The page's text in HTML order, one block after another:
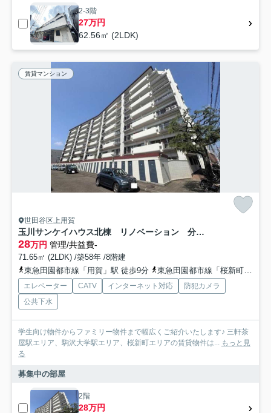
2-3階
27万円
62.56㎡ (2LDK)
賃貸マンション
世田谷区上用賀
玉川サンケイハウス北棟 リノベーション 分譲賃貸 ウォークインクローゼット
28万円 管理/共益費-
71.65㎡ (2LDK) /築58年 /8階建
東急田園都市線「用賀」駅 徒歩9分
東急田園都市線「桜新町」駅 徒歩10分
エレベーター CATV インターネット対応
防犯カメラ
公共下水
学生向け物件からファミリー物件まで幅広くご紹介いたします♪ 三軒茶
屋駅エリア、駒沢大学駅エリア、桜新町エリアの賃貸物件は...
もっと見
る
募集中の部屋
2階
28万円